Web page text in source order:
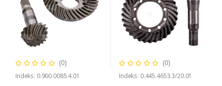
(0)
Indeks: 0.900.0085.4.01
(0)
Indeks: 0.445.4653.3/20.01